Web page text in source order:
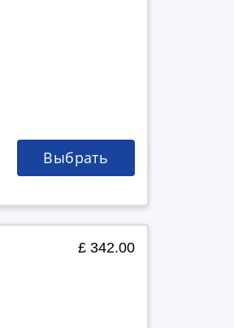
Выбрать
£ 342.00